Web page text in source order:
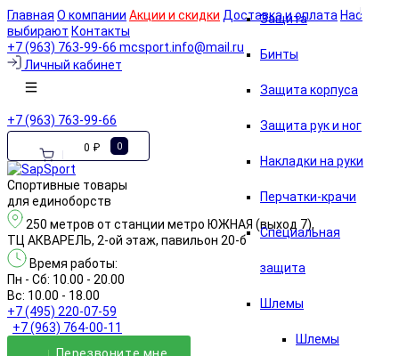
Главная О компании Акции и скидки Доставка и оплата Нас
выбирают Контакты
+7 (963) 763-99-66 mcsport.info@mail.ru
Личный кабинет
+7 (963) 763-99-66
0 ₽ 0
Спортивные товары
для единоборств
250 метров от станции метро ЮЖНАЯ (выход 7),
ТЦ АКВАРЕЛЬ, 2-ой этаж, павильон 20-б
Время работы:
Пн - Сб: 10.00 - 20.00
Вс: 10.00 - 18.00
+7 (495) 220-07-59
+7 (963) 764-00-11
Защита
Бинты
Защита корпуса
Защита рук и ног
Накладки на руки
Перчатки-крачи
Специальная
защита
Шлемы
Шлемы